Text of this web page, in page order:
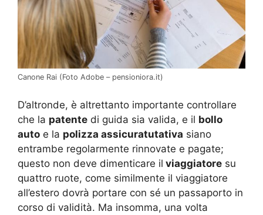
Canone Rai (Foto Adobe – pensioniora.it)
D’altronde, è altrettanto importante controllare
che la patente di guida sia valida, e il bollo
auto e la polizza assicuratutativa siano
entrambe regolarmente rinnovate e pagate;
questo non deve dimenticare il viaggiatore su
quattro ruote, come similmente il viaggiatore
all’estero dovrà portare con sé un passaporto in
corso di validità. Ma insomma, una volta